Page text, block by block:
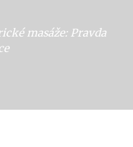
masáže: Pravda